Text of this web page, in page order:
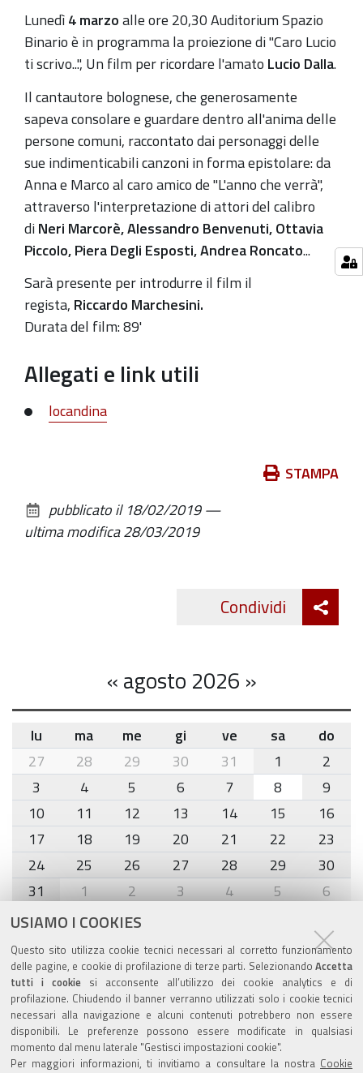
USIAMO I COOKIES
Questo sito utilizza cookie tecnici necessari al corretto funzionamento
delle pagine, e cookie di profilazione di terze parti. Selezionando Accetta
tutti i cookiesi acconsente all’utilizzo dei cookie analytics e di
profilazione. Chiudendo il banner verranno utilizzati solo i cookie tecnici
necessari alla navigazione e alcuni contenuti potrebbero non essere
disponibili. Le preferenze possono essere modificate in qualsiasi
momento dal menu laterale "Gestisci impostazioni cookie".
Per maggiori informazioni, ti invitiamo a consultare la nostra Cookie
Un
film
per
ricordare
l'amato
Lucio
Dalla
2019-
03-
04T20:30:00+01:00
2019-
03-
04T22:30:00+01:00
Lunedì
marzo
ore
Binario
Lunedì4 marzoalle ore 20,30 Auditorium Spazio
Binario è in programma la proiezione di "Caro Lucio
ti scrivo...", Un film per ricordare l'amato Lucio Dalla.
Il cantautore bolognese, che generosamente
sapeva consolare e guardare dentro all'anima delle
persone comuni, raccontato dai personaggi delle
sue indimenticabili canzoni in forma epistolare: da
Anna e Marco al caro amico de "L'anno che verrà",
attraverso l'interpretazione di attori del calibro
diNeri Marcorè, Alessandro Benvenuti, Ottavia
Piccolo, Piera Degli Esposti, Andrea Roncato...
Sarà presente per introdurre il film il
regista, Riccardo Marchesini.
Durata del film: 89'
Allegati e link utili
locandina
documento
STAMPA
pubblicato il 18/02/2019—
ultima modifica28/03/2019
Condividi
«agosto 2026 »
month-
8
lu ma me gi ve sa
do
27
28 29 30 31 1
2
3
4 5 6 7 8
9
10
11 12 13 14 15
16
17
18 19 20 21 22
23
24
25 26 27 28 29
30
31
1 2 3 4 5 6
Agenda eventi
torna alla sezione
Valuta questo sito